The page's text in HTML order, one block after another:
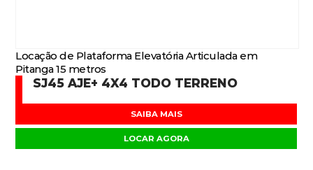
Locação de Plataforma Elevatória Articulada em
Pitanga 15 metros
SJ45 AJE+ 4X4 TODO TERRENO
SAIBA MAIS
LOCAR AGORA